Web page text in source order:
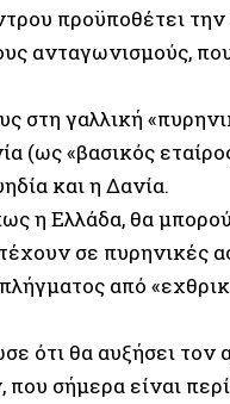
προϋποθέτει
ανταγωνισμούς,
στη γαλλική
(ως «βασικός
και η Δανία.
η Ελλάδα, θα
σε πυρηνικές
από
ότι θα αυξήσει τον
σήμερα είναι